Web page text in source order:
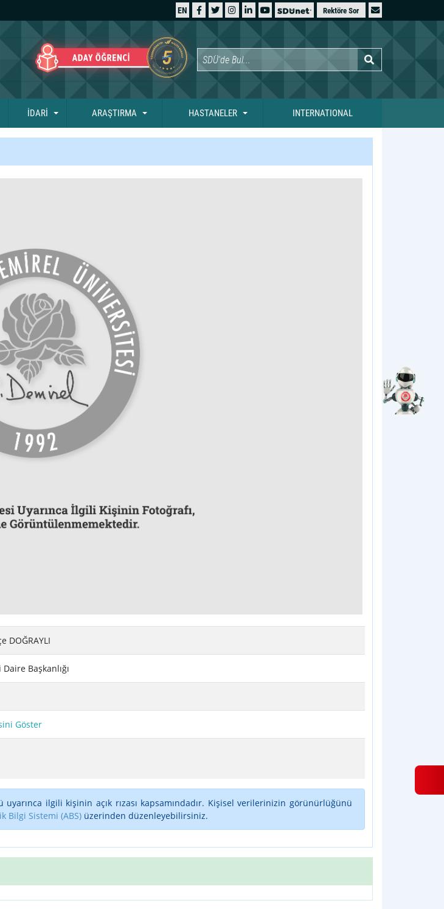
EN Rektöre Sor
İDARİ ARAŞTIRMA HASTANELER INTERNATIONAL
DOĞRAYLI
Başkanlığı
Göster
ilgili kişinin açık rızası kapsamındadır. Kişisel verilerinizin görünürlüğünü
Bilgi Sistemi (ABS) üzerinden düzenleyebilirsiniz.